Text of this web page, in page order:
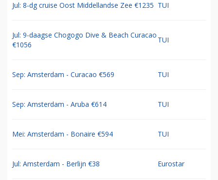
Jul: 8-dg cruise Oost Middellandse Zee €1235 TUI
Jul: 9-daagse Chogogo Dive & Beach Curacao
€1056
TUI
Sep: Amsterdam - Curacao €569 TUI
Sep: Amsterdam - Aruba €614 TUI
Mei: Amsterdam - Bonaire €594 TUI
Jul: Amsterdam - Berlijn €38 Eurostar